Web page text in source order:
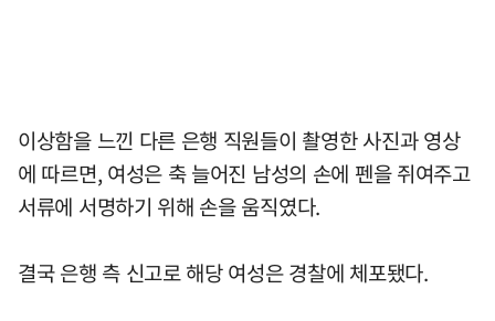
이상함을 느낀 다른 은행 직원들이 촬영한 사진과 영상
에 따르면, 여성은 축 늘어진 남성의 손에 펜을 쥐여주고
서류에 서명하기 위해 손을 움직였다.
결국 은행 측 신고로 해당 여성은 경찰에 체포됐다.